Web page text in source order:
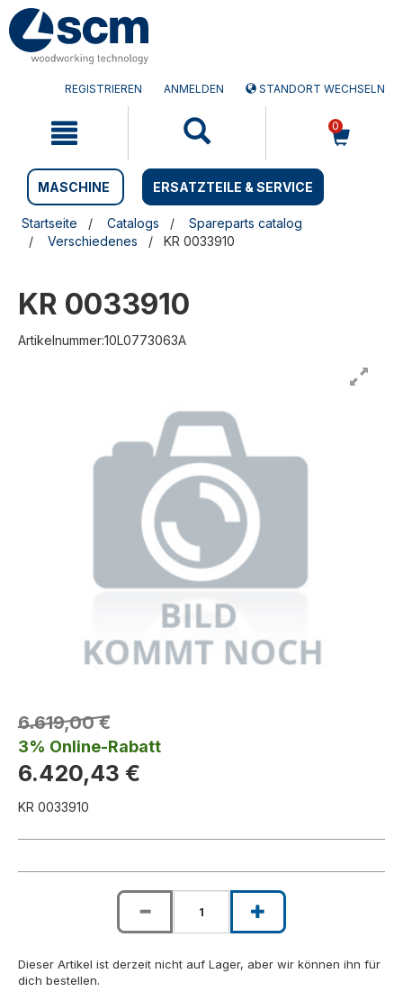
Zum
Inhalt
springen
Zum
Navigationsmen�
springen
REGISTRIEREN ANMELDEN STANDORT WECHSELN
0
MASCHINE ERSATZTEILE & SERVICE
Startseite Catalogs
Spareparts catalog
Verschiedenes
KR 0033910
KR 0033910
Artikelnummer:10L0773063A
6.619,00 €
3% Online-Rabatt
6.420,43 €
KR 0033910
Dieser Artikel ist derzeit nicht auf Lager, aber wir können ihn für
dich bestellen.